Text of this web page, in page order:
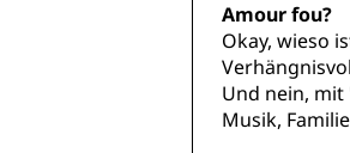
Amour fou?
Okay, wieso
Und nein,
Musik,